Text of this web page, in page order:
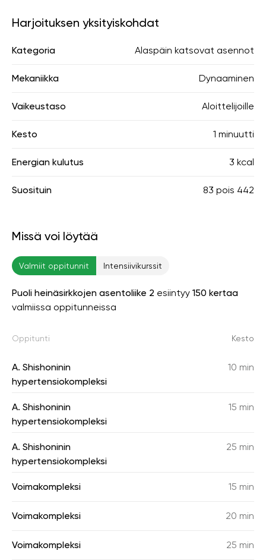
Harjoituksen yksityiskohdat
Kategoria Alaspäin katsovat asennot
Mekaniikka Dynaaminen
Vaikeustaso Aloittelijoille
Kesto 1 minuutti
Energian kulutus 3 kcal
Suosituin 83 pois 442
Missä voi löytää
Valmiit oppitunnit Intensiivikurssit
Puoli heinäsirkkojen asentoliike 2 esiintyy 150 kertaa
valmiissa oppitunneissa
Oppitunti Kesto
A. Shishoninin
hypertensiokompleksi
10 min
A. Shishoninin
hypertensiokompleksi
15 min
A. Shishoninin
hypertensiokompleksi
25 min
Voimakompleksi 15 min
Voimakompleksi 20 min
Voimakompleksi 25 min